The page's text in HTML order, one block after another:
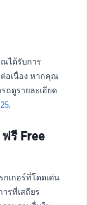
ได้รับการ
อเนื่อง หากคุณ
ถดูรายละเอียด
.
รี Free
กเกอร์ที่โดดเด่น
รที่เสถียร